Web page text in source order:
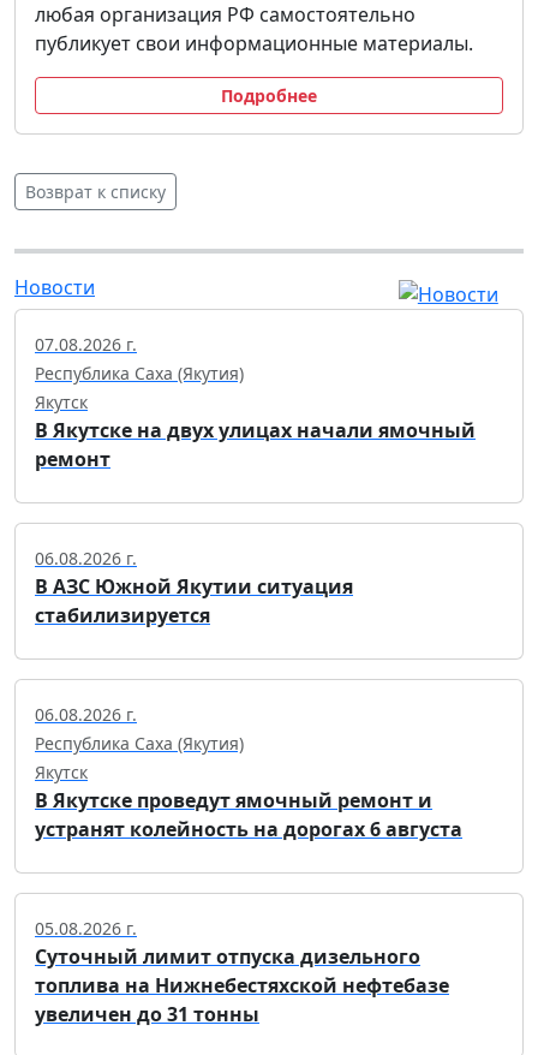
любая организация РФ самостоятельно
публикует свои информационные материалы.
Подробнее
Возврат к списку
Новости
07.08.2026 г.
Республика Саха (Якутия)
Якутск
В Якутске на двух улицах начали ямочный
ремонт
06.08.2026 г.
В АЗС Южной Якутии ситуация
стабилизируется
06.08.2026 г.
Республика Саха (Якутия)
Якутск
В Якутске проведут ямочный ремонт и
устранят колейность на дорогах 6 августа
05.08.2026 г.
Суточный лимит отпуска дизельного
топлива на Нижнебестяхской нефтебазе
увеличен до 31 тонны